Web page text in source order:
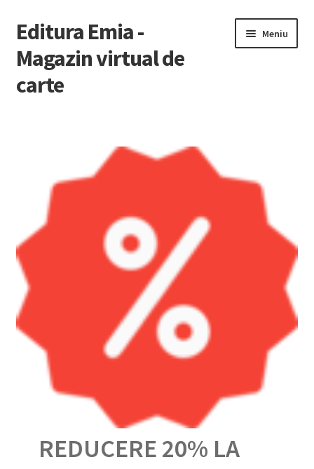
Sari
la
navigare
Sari
la
conținut
Editura Emia -
Magazin virtual de
carte
Meniu
Contul Meu
Finalizare Comandă
Newsletter
Urmărește-ți comanda
REDUCERE 20% LA